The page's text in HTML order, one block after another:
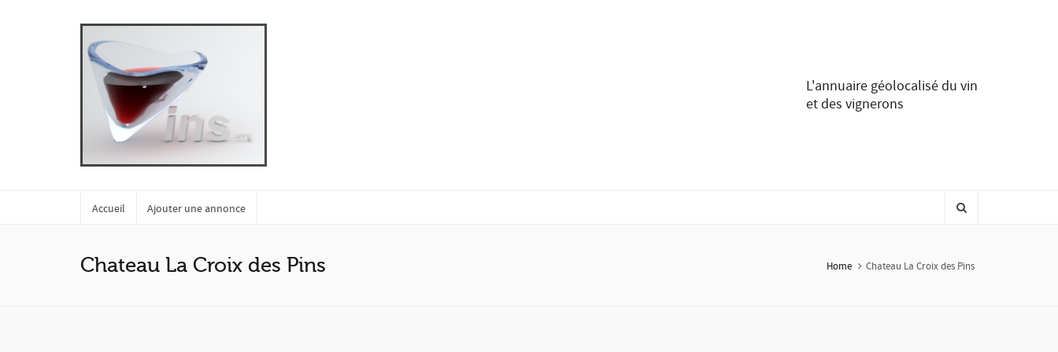
L'annuaire géolocalisé du vin
et des vignerons
Accueil Ajouter une annonce
Chateau La Croix des Pins Home Chateau La Croix des Pins